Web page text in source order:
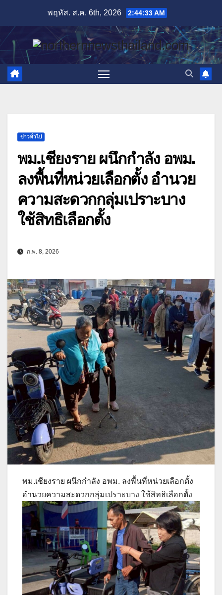
content
พฤหัส. ส.ค. 6th, 2026 2:44:34 AM
ข่าวทั่วไป
พม.เชียงราย ผนึกกำลัง อพม.
ลงพื้นที่หน่วยเลือกตั้ง อำนวย
ความสะดวกกลุ่มเปราะบาง
ใช้สิทธิเลือกตั้ง
ก.พ. 8, 2026
พม.เชียงราย ผนึกกำลัง อพม. ลงพื้นที่หน่วยเลือกตั้ง
อำนวยความสะดวกกลุ่มเปราะบาง ใช้สิทธิเลือกตั้ง